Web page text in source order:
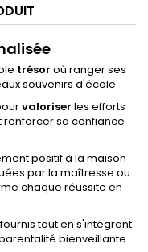
trésor où ranger ses
souvenirs d'école.
valoriser les efforts
renforcer sa confiance
positif à la maison
par la maîtresse ou
chaque réussite en
tout en s'intégrant
bienveillante.